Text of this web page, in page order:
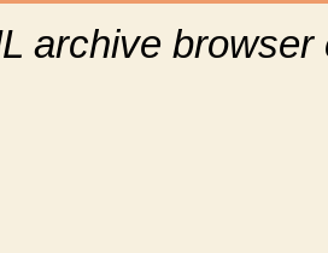
archive